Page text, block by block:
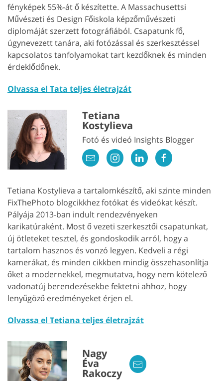
fényképek 55%-át ő készítette. A Massachusettsi
Művészeti és Design Főiskola képzőművészeti
diplomáját szerzett fotográfiából. Csapatunk fő,
úgynevezett tanára, aki fotózással és szerkesztéssel
kapcsolatos tanfolyamokat tart kezdőknek és minden
érdeklődőnek.
Olvassa el Tata teljes életrajzát
Tetiana
Kostylieva
Fotó és videó Insights Blogger
Tetiana Kostylieva a tartalomkészítő, aki szinte minden
FixThePhoto blogcikkhez fotókat és videókat készít.
Pályája 2013-ban indult rendezvényeken
karikatúraként. Most ő vezeti szerkesztői csapatunkat,
új ötleteket tesztel, és gondoskodik arról, hogy a
tartalom hasznos és vonzó legyen. Kedveli a régi
kamerákat, és minden cikkben mindig összehasonlítja
őket a modernekkel, megmutatva, hogy nem kötelező
vadonatúj berendezésekbe fektetni ahhoz, hogy
lenyűgöző eredményeket érjen el.
Olvassa el Tetiana teljes életrajzát
Nagy
Éva
Rakoczy